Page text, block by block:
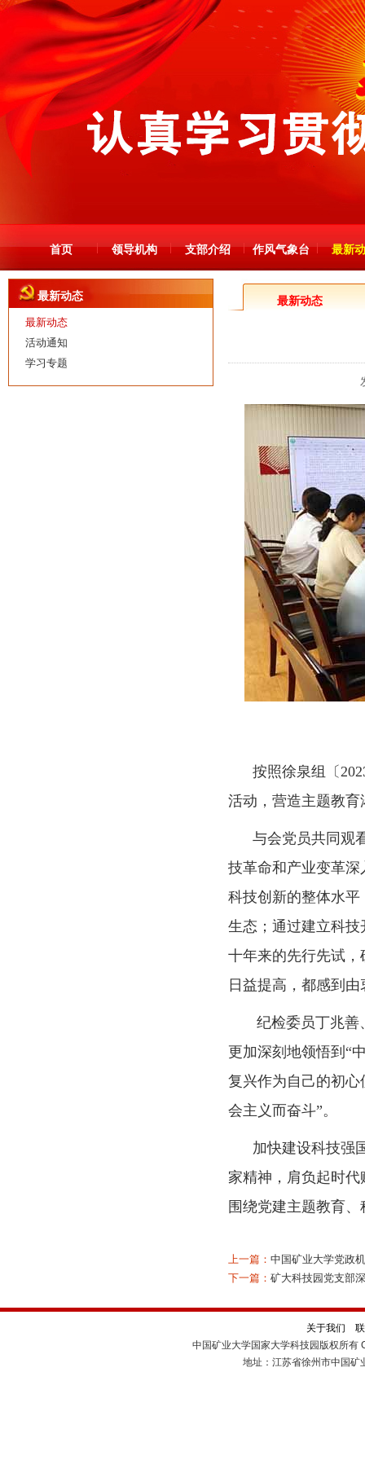
首页 领导机构 支部介绍 作风气象台 最新
最新动态
最新动态
活动通知
学习专题
最新动态
按照徐泉组〔2023
活动，营造主题教
与会党员共同观看
技革命和产业变革
科技创新的整体水平
生态；通过建立科
十年来的先行先试
日益提高，都感到
纪检委员丁兆善、
更加深刻地领悟到“
复兴作为自己的初
会主义而奋斗”。
加快建设科技强国
家精神，肩负起时
围绕党建主题教育
上一篇： 中国矿业大学党政
下一篇： 矿大科技园党支部
关于我们
中国矿业大学国家大学科技园版权所有
地址：江苏省徐州市中国矿